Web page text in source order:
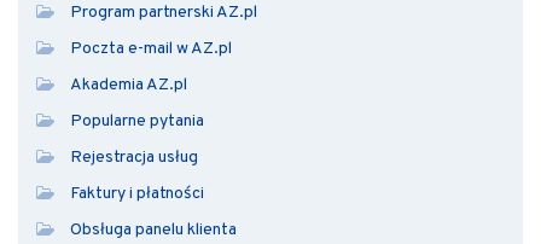
Program partnerski AZ.pl
Poczta e-mail w AZ.pl
Akademia AZ.pl
Popularne pytania
Rejestracja usług
Faktury i płatności
Obsługa panelu klienta